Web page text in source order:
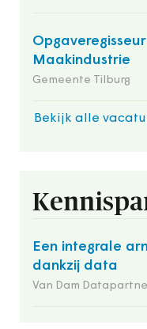
Maakindustrie
Gemeente Tilburg
Bekijk alle
Een integrale
dankzij data
Van Dam